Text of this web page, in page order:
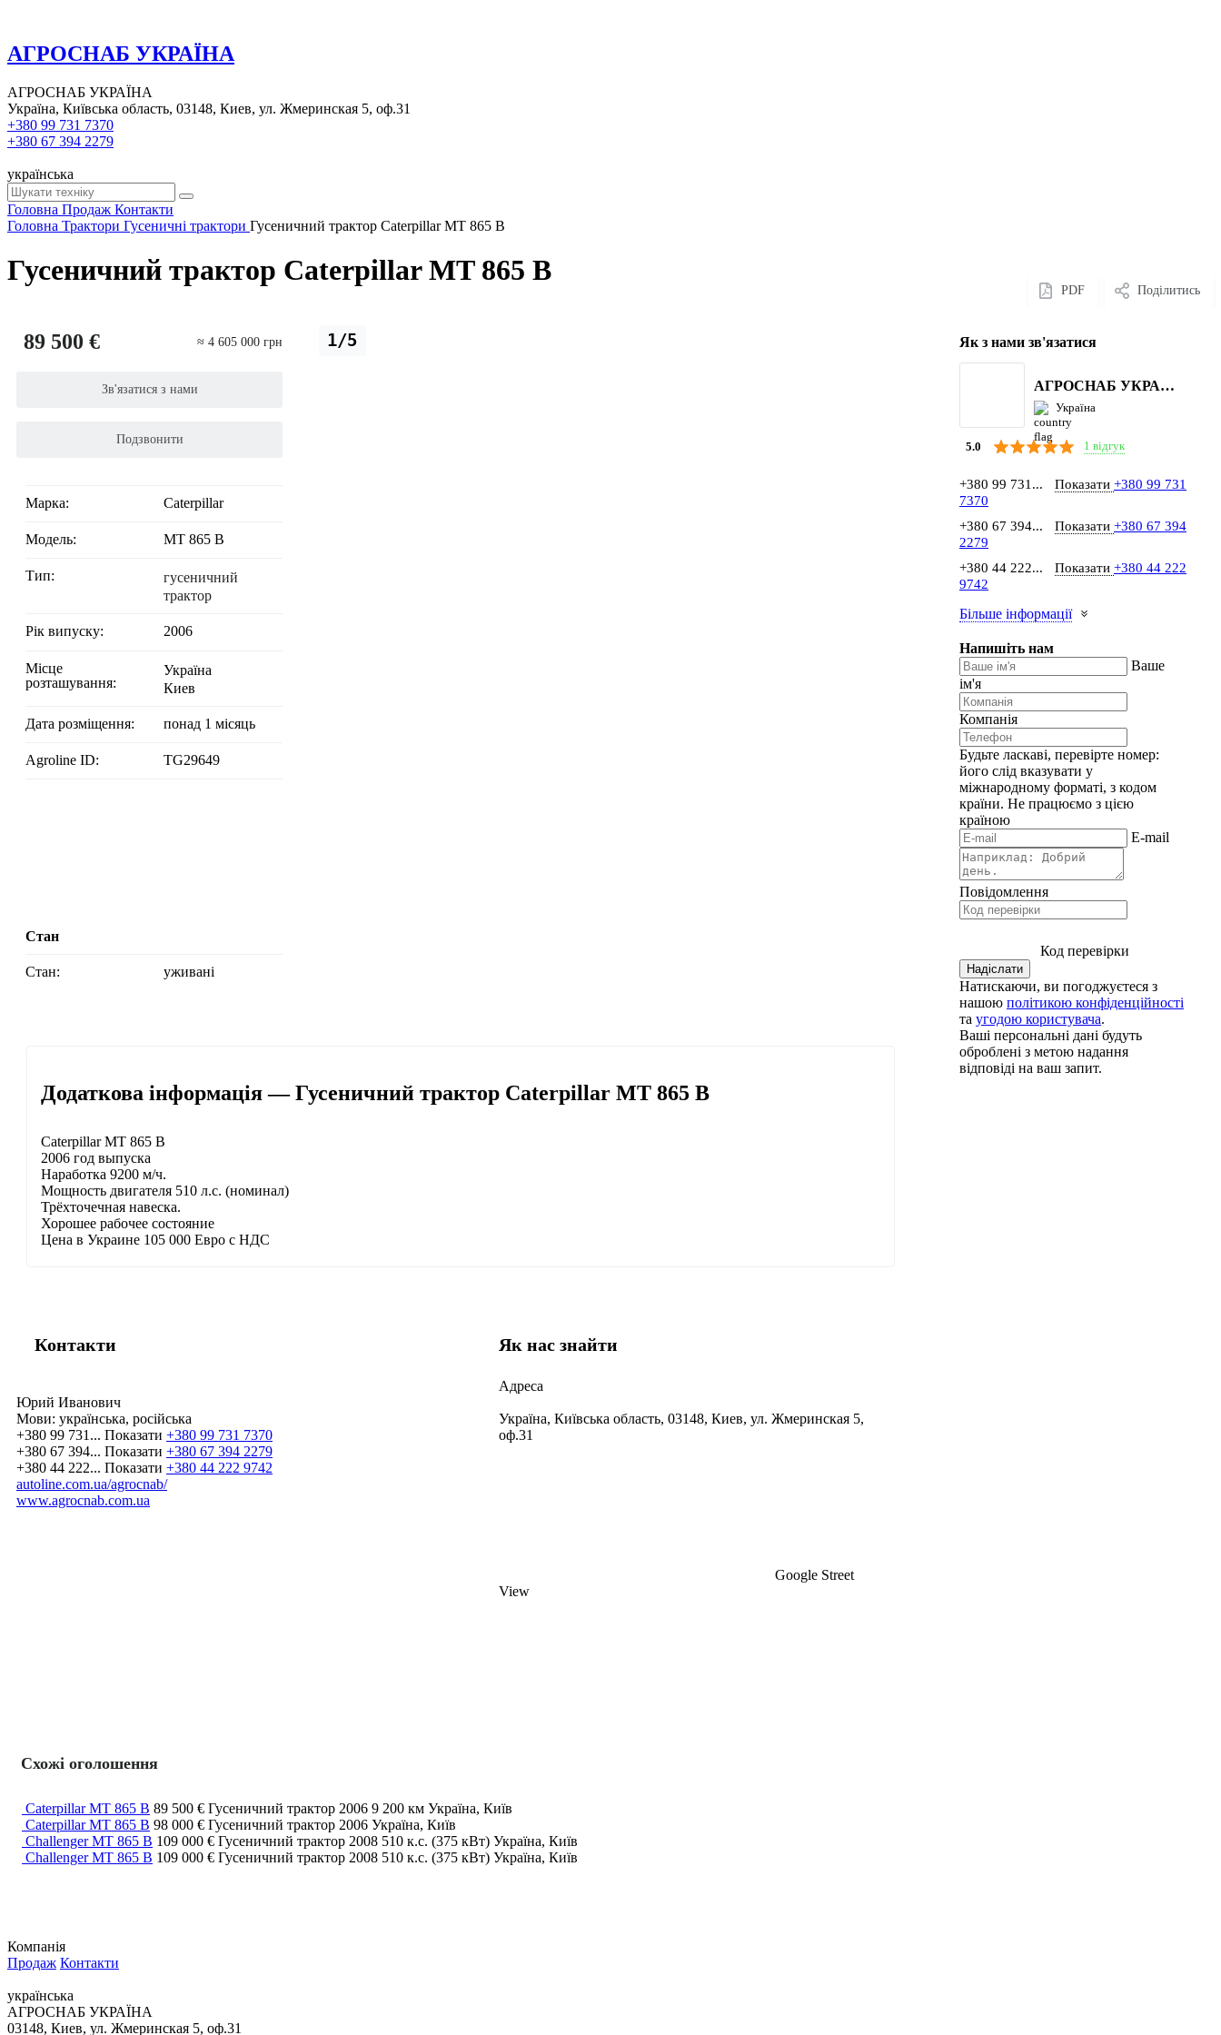
АГРОСНАБ УКРАЇНА
АГРОСНАБ УКРАЇНА
Україна, Київська область, 03148, Киев, ул. Жмеринская 5, оф.31
+380 99 731 7370
+380 67 394 2279
українська
Головна Продаж Контакти
Головна Трактори Гусеничні трактори Гусеничний трактор Caterpillar MT 865 B
Гусеничний трактор Caterpillar MT 865 B
PDF Поділитись
1/5
89 500 € ≈ 4 605 000 грн
Зв'язатися з нами
Подзвонити
Марка: Caterpillar
Модель: MT 865 B
Тип:
гусеничний
трактор
Рік випуску: 2006
Місце
розташування:
Україна
Киев
Дата розміщення: понад 1 місяць
Agroline ID: TG29649
Стан
Стан: уживані
Додаткова інформація — Гусеничний трактор Caterpillar MT 865 B
Caterpillar MT 865 B
2006 год выпуска
Наработка 9200 м/ч.
Мощность двигателя 510 л.с. (номинал)
Трёхточечная навеска.
Хорошее рабочее состояние
Цена в Украине 105 000 Евро с НДС
Як з нами зв'язатися
АГРОСНАБ УКРАЇНА
Україна
5.0 1 відгук
+380 99 731... Показати +380 99 731
7370
+380 67 394...
Показати +380 67 394
2279
+380 44 222...
Показати +380 44 222
9742
Більше інформації
Напишіть нам
Ваше
ім'я
Компанія
Будьте ласкаві, перевірте номер:
його слід вказувати у
міжнародному форматі, з кодом
країни. Не працюємо з цією
країною
E-mail
Повідомлення
Код перевірки
Натискаючи, ви погоджуєтеся з
нашою політикою конфіденційності
та угодою користувача.
Ваші персональні дані будуть
оброблені з метою надання
відповіді на ваш запит.
Контакти
Юрий Иванович
Мови: українська, російська
+380 99 731... Показати +380 99 731 7370
+380 67 394... Показати +380 67 394 2279
+380 44 222... Показати +380 44 222 9742
autoline.com.ua/agrocnab/
www.agrocnab.com.ua
Як нас знайти
Адреса
Україна, Київська область, 03148, Киев, ул. Жмеринская 5,
оф.31
Google Street
View
Схожі оголошення
Caterpillar MT 865 B 89 500 € Гусеничний трактор 2006 9 200 км Україна, Київ
Caterpillar MT 865 B 98 000 € Гусеничний трактор 2006 Україна, Київ
Challenger MT 865 B 109 000 € Гусеничний трактор 2008 510 к.с. (375 кВт) Україна, Київ
Challenger MT 865 B 109 000 € Гусеничний трактор 2008 510 к.с. (375 кВт) Україна, Київ
Компанія
Продаж Контакти
українська
АГРОСНАБ УКРАЇНА
03148, Киев, ул. Жмеринская 5, оф.31